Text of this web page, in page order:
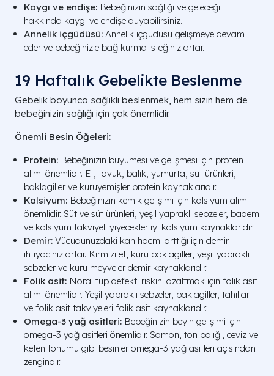
Kaygı ve endişe: Bebeğinizin sağlığı ve geleceği
hakkında kaygı ve endişe duyabilirsiniz.
Annelik içgüdüsü: Annelik içgüdüsü gelişmeye devam
eder ve bebeğinizle bağ kurma isteğiniz artar.
19 Haftalık Gebelikte Beslenme
Gebelik boyunca sağlıklı beslenmek, hem sizin hem de
bebeğinizin sağlığı için çok önemlidir.
Önemli Besin Öğeleri:
Protein: Bebeğinizin büyümesi ve gelişmesi için protein
alımı önemlidir. Et, tavuk, balık, yumurta, süt ürünleri,
baklagiller ve kuruyemişler protein kaynaklarıdır.
Kalsiyum: Bebeğinizin kemik gelişimi için kalsiyum alımı
önemlidir. Süt ve süt ürünleri, yeşil yapraklı sebzeler, badem
ve kalsiyum takviyeli yiyecekler iyi kalsiyum kaynaklarıdır.
Demir: Vücudunuzdaki kan hacmi arttığı için demir
ihtiyacınız artar. Kırmızı et, kuru baklagiller, yeşil yapraklı
sebzeler ve kuru meyveler demir kaynaklarıdır.
Folik asit: Nöral tüp defekti riskini azaltmak için folik asit
alımı önemlidir. Yeşil yapraklı sebzeler, baklagiller, tahıllar
ve folik asit takviyeleri folik asit kaynaklarıdır.
Omega-3 yağ asitleri: Bebeğinizin beyin gelişimi için
omega-3 yağ asitleri önemlidir. Somon, ton balığı, ceviz ve
keten tohumu gibi besinler omega-3 yağ asitleri açısından
zengindir.